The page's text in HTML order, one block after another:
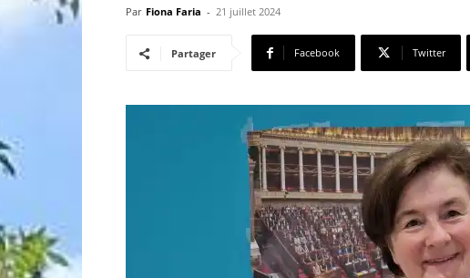
Par Fiona Faria - 21 juillet 2024
Partager Facebook Twitter